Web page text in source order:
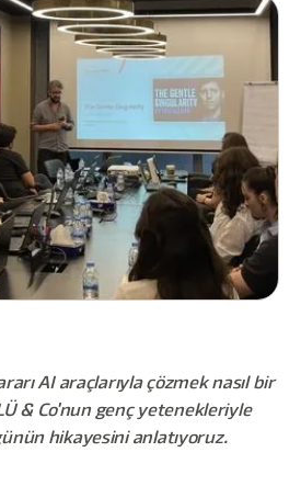
AI araçlarıyla çözmek nasıl bir
& Co'nun genç yetenekleriyle
hikayesini anlatıyoruz.